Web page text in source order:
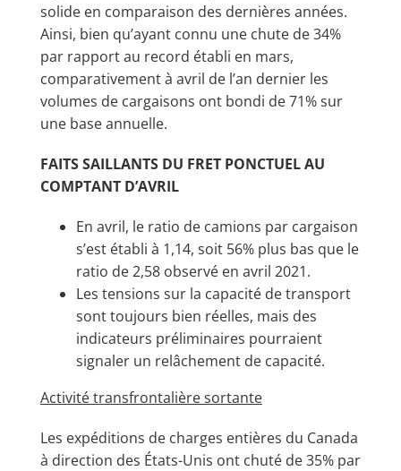
solide en comparaison des dernières années.
Ainsi, bien qu’ayant connu une chute de 34%
par rapport au record établi en mars,
comparativement à avril de l’an dernier les
volumes de cargaisons ont bondi de 71% sur
une base annuelle.
FAITS SAILLANTS DU FRET PONCTUEL AU
COMPTANT D’AVRIL
En avril, le ratio de camions par cargaison
s’est établi à 1,14, soit 56% plus bas que le
ratio de 2,58 observé en avril 2021.
Les tensions sur la capacité de transport
sont toujours bien réelles, mais des
indicateurs préliminaires pourraient
signaler un relâchement de capacité.
Activité transfrontalière sortante
Les expéditions de charges entières du Canada
à direction des États-Unis ont chuté de 35% par